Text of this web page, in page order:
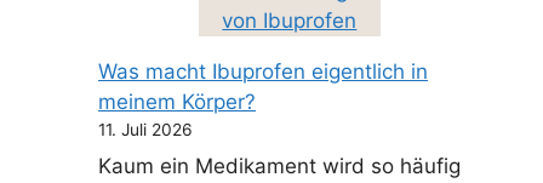
Was macht Ibuprofen eigentlich in
meinem Körper?
11. Juli 2026
Kaum ein Medikament wird so häufig